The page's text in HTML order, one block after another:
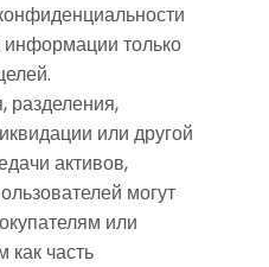
только
разделения,
или другой
активов,
могут
или
как часть